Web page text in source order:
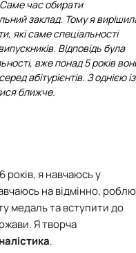
Саме час обирати
заклад. Тому я
які саме спеціальності
Відповідь була
вже понад 5 років
абітурієнтів. З однією із
ближче.
років, я навчаюсь у
на відмінно, роблю
медаль та вступити до
Я творча
.